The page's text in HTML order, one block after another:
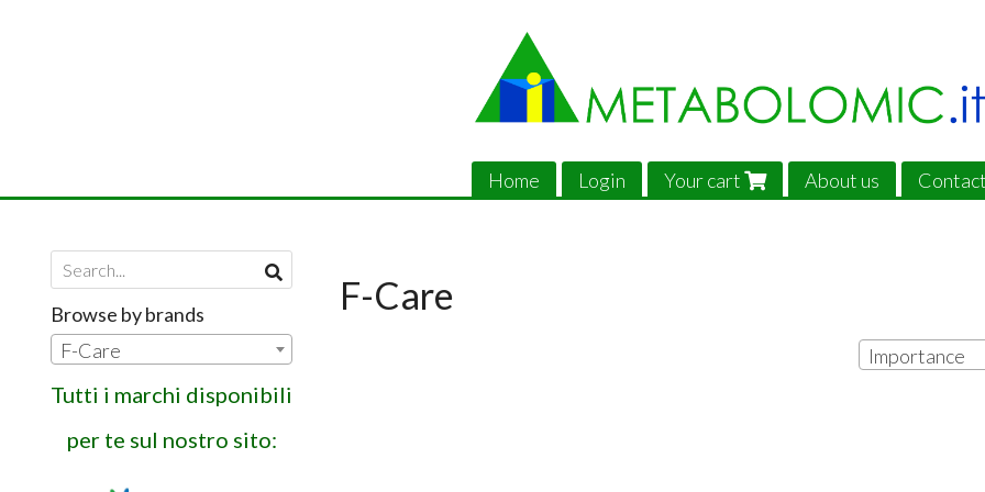
Home Login Your cart About us
F-Care
Importance
Browse by brands
F-Care
Tutti i marchi disponibili
per te sul nostro sito: